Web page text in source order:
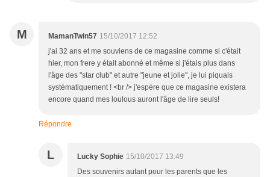
M MamanTwin57 15/10/2017 12:52
j'ai 32 ans et me souviens de ce magasine comme si c'était
hier, mon frere y était abonné et même si j'étais plus dans
l'âge des "star club" et autre "jeune et jolie", je lui piquais
systématiquement ! <br /> j'espère que ce magasine existera
encore quand mes loulous auront l'âge de lire seuls!
Répondre
L Lucky Sophie 15/10/2017 13:49
Des souvenirs autant pour les parents que les